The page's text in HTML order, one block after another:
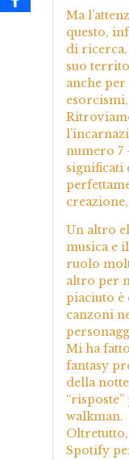
Ma
questo,
di
suo
anche
numero 7
significati
Un altro
musica e
ruolo
altro per
piaciuto è
canzoni
Mi ha
fantasy
della
walkman.
Spotify